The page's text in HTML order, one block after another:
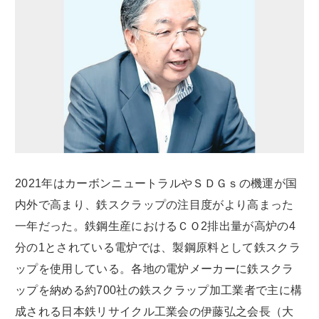
2021年はカーボンニュートラルやＳＤＧｓの機運が国
内外で高まり、鉄スクラップの注目度がより高まった
一年だった。鉄鋼生産におけるＣＯ2排出量が高炉の4
分の1とされている電炉では、製鋼原料として鉄スクラ
ップを使用している。各地の電炉メーカーに鉄スクラ
ップを納める約700社の鉄スクラップ加工業者で主に構
成される日本鉄リサイクル工業会の伊藤弘之会長（大